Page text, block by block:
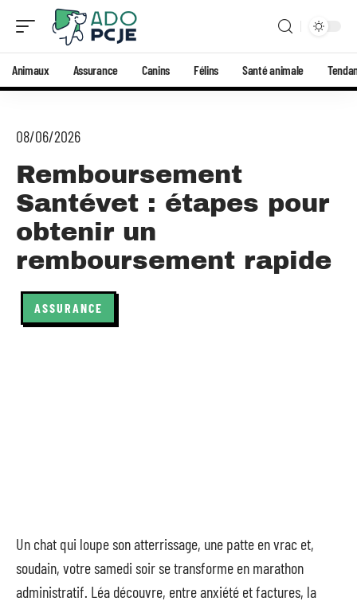
Animaux Assurance Canins Félins Santé animale
08/06/2026
Remboursement
Santévet : étapes pour
obtenir un
remboursement rapide
ASSURANCE
Un chat qui loupe son atterrissage, une patte en vrac et,
soudain, votre samedi soir se transforme en marathon
administratif. Léa découvre, entre anxiété et factures, la